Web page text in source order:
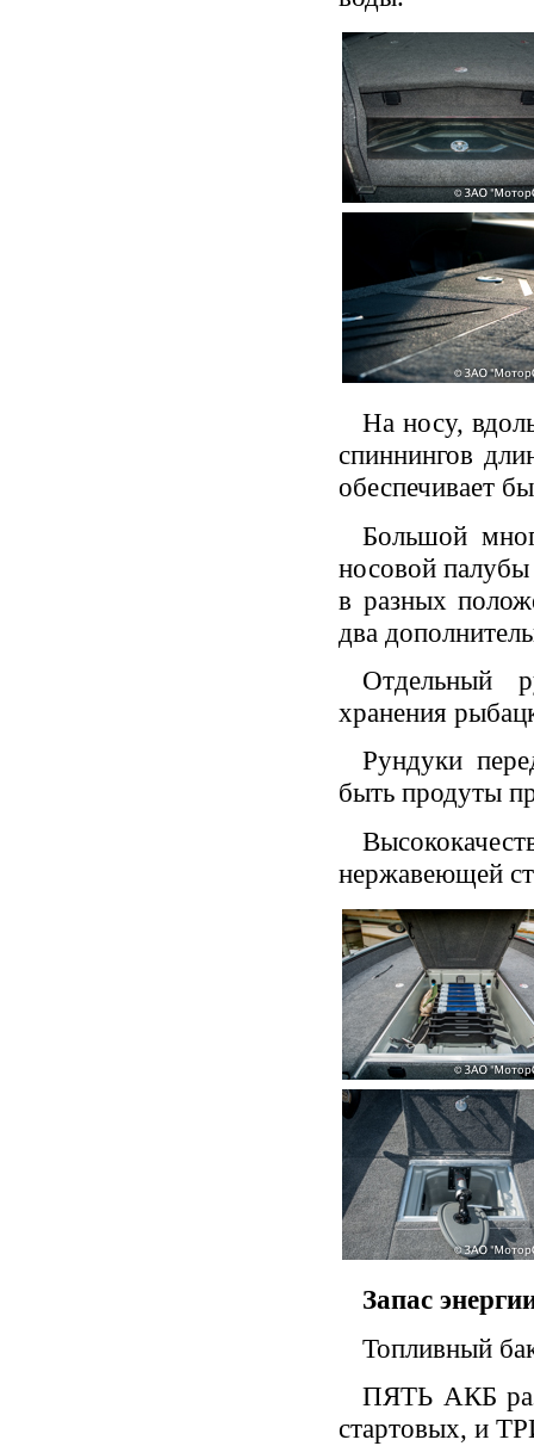
На носу,
спиннингов
обеспечивает
Большой
носовой палубы
в разных
два
Отдельный
хранения
Рундуки
быть продуты
нержавеющей
Запас
Топливный
ПЯТЬ АКБ
стартовых, и